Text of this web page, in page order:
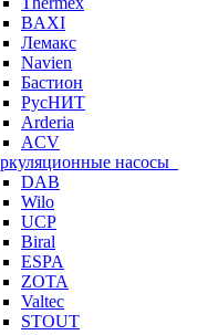
BAXI
Лемакс
Navien
Бастион
РусНИТ
Arderia
ACV
насосы
DAB
Wilo
UCP
Biral
ESPA
ZOTA
Valtec
STOUT